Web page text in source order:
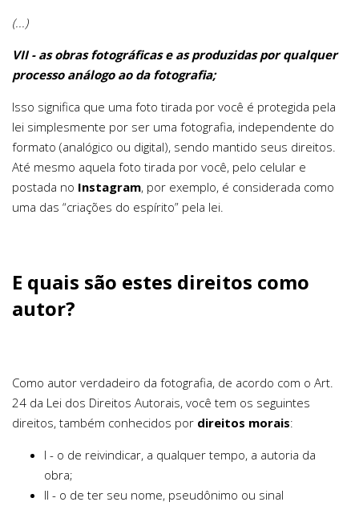
(...)
VII - as obras fotográficas e as produzidas por qualquer
processo análogo ao da fotografia;
Isso significa que uma foto tirada por você é protegida pela
lei simplesmente por ser uma fotografia, independente do
formato (analógico ou digital), sendo mantido seus direitos.
Até mesmo aquela foto tirada por você, pelo celular e
postada no Instagram, por exemplo, é considerada como
uma das “criações do espírito” pela lei.
E quais são estes direitos como
autor?
Como autor verdadeiro da fotografia, de acordo com o Art.
24 da Lei dos Direitos Autorais, você tem os seguintes
direitos, também conhecidos por direitos morais:
I - o de reivindicar, a qualquer tempo, a autoria da
obra;
II - o de ter seu nome, pseudônimo ou sinal